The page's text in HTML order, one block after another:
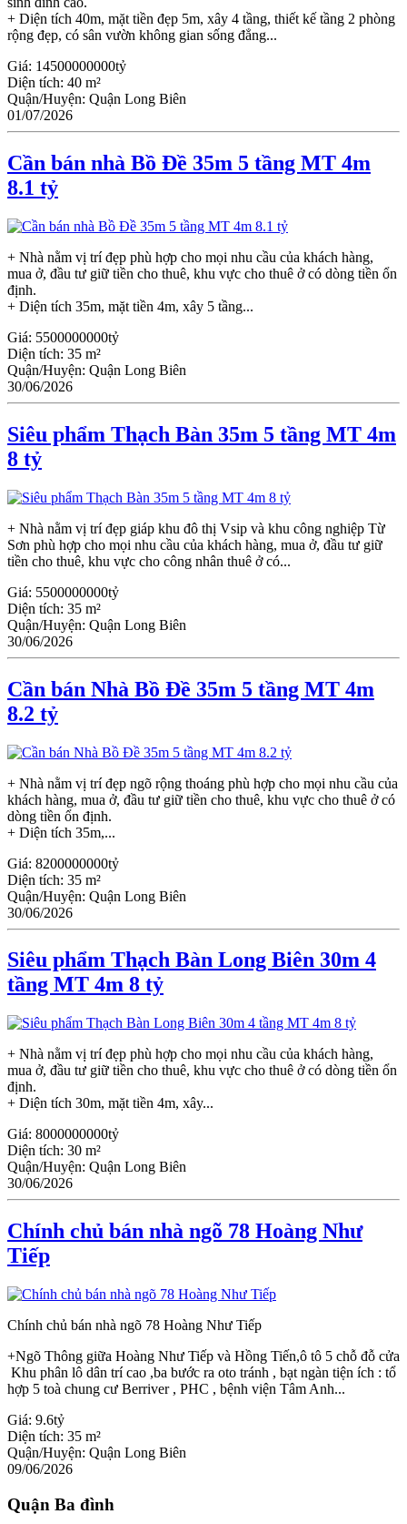
+ Diện tích 40m, mặt tiền đẹp 5m, xây 4 tầng, thiết kế tầng 2 phòng
rộng đẹp, có sân vườn không gian sống đẳng...
Giá: 14500000000tỷ
Diện tích: 40 m²
Quận/Huyện: Quận Long Biên
01/07/2026
Cần bán nhà Bồ Đề 35m 5 tầng MT 4m
8.1 tỷ
+ Nhà nằm vị trí đẹp phù hợp cho mọi nhu cầu của khách hàng,
mua ở, đầu tư giữ tiền cho thuê, khu vực cho thuê ở có dòng tiền ổn
định.
+ Diện tích 35m, mặt tiền 4m, xây 5 tầng...
Giá: 5500000000tỷ
Diện tích: 35 m²
Quận/Huyện: Quận Long Biên
30/06/2026
Siêu phẩm Thạch Bàn 35m 5 tầng MT 4m
8 tỷ
+ Nhà nằm vị trí đẹp giáp khu đô thị Vsip và khu công nghiệp Từ
Sơn phù hợp cho mọi nhu cầu của khách hàng, mua ở, đầu tư giữ
tiền cho thuê, khu vực cho công nhân thuê ở có...
Giá: 5500000000tỷ
Diện tích: 35 m²
Quận/Huyện: Quận Long Biên
30/06/2026
Cần bán Nhà Bồ Đề 35m 5 tầng MT 4m
8.2 tỷ
+ Nhà nằm vị trí đẹp ngõ rộng thoáng phù hợp cho mọi nhu cầu của
khách hàng, mua ở, đầu tư giữ tiền cho thuê, khu vực cho thuê ở có
dòng tiền ổn định.
+ Diện tích 35m,...
Giá: 8200000000tỷ
Diện tích: 35 m²
Quận/Huyện: Quận Long Biên
30/06/2026
Siêu phẩm Thạch Bàn Long Biên 30m 4
tầng MT 4m 8 tỷ
+ Nhà nằm vị trí đẹp phù hợp cho mọi nhu cầu của khách hàng,
mua ở, đầu tư giữ tiền cho thuê, khu vực cho thuê ở có dòng tiền ổn
định.
+ Diện tích 30m, mặt tiền 4m, xây...
Giá: 8000000000tỷ
Diện tích: 30 m²
Quận/Huyện: Quận Long Biên
30/06/2026
Chính chủ bán nhà ngõ 78 Hoàng Như
Tiếp
Chính chủ bán nhà ngõ 78 Hoàng Như Tiếp
+Ngõ Thông giữa Hoàng Như Tiếp và Hồng Tiến,ô tô 5 chỗ đỗ cửa
Khu phân lô dân trí cao ,ba bước ra oto tránh , bạt ngàn tiện ích : tổ
hợp 5 toà chung cư Berriver , PHC , bệnh viện Tâm Anh...
Giá: 9.6tỷ
Diện tích: 35 m²
Quận/Huyện: Quận Long Biên
09/06/2026
Quận Ba đình